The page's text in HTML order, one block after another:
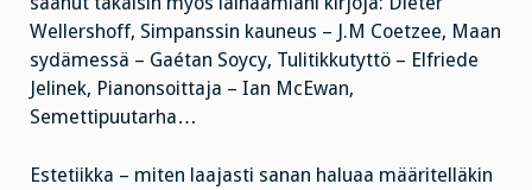
Wellershoff, Simpanssin kauneus – J.M Coetzee, Maan
sydämessä – Gaétan Soycy, Tulitikkutyttö – Elfriede
Jelinek, Pianonsoittaja – Ian McEwan,
Semettipuutarha…
Estetiikka – miten laajasti sanan haluaa määritelläkin